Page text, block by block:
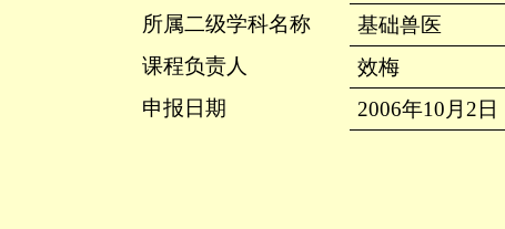
所属二级学科名称
基础兽医
课程负责人
效梅
申报日期
2006年10 月 2 日